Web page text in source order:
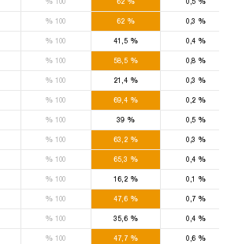
%100 % %
%100 %
41,5 %
%100 %
58,5 %
%100 %
21,4 %
%100 %
69,4 %
%100 % %
%100 %
63,2 %
%100 % %
%100 %
16,2 %
%100 %
47,6 %
%100 %
35,6 %
%100 %
47,7 %